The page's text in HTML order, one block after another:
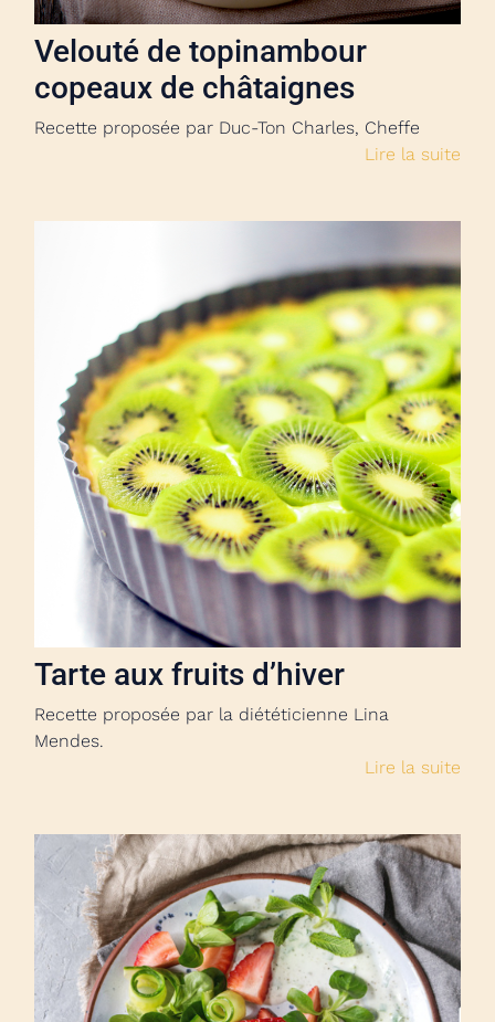
Velouté de topinambour
copeaux de châtaignes
Recette proposée par Duc-Ton Charles, Cheffe
Lire la suite
Tarte aux fruits d’hiver
Recette proposée par la diététicienne Lina
Mendes.
Lire la suite